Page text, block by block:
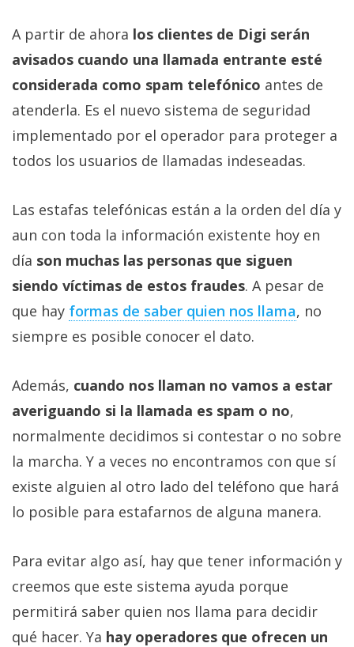
A partir de ahora los clientes de Digi serán
avisados cuando una llamada entrante esté
considerada como spam telefónico antes de
atenderla. Es el nuevo sistema de seguridad
implementado por el operador para proteger a
todos los usuarios de llamadas indeseadas.
Las estafas telefónicas están a la orden del día y
aun con toda la información existente hoy en
día son muchas las personas que siguen
siendo víctimas de estos fraudes. A pesar de
que hay formas de saber quien nos llama, no
siempre es posible conocer el dato.
Además, cuando nos llaman no vamos a estar
averiguando si la llamada es spam o no,
normalmente decidimos si contestar o no sobre
la marcha. Y a veces no encontramos con que sí
existe alguien al otro lado del teléfono que hará
lo posible para estafarnos de alguna manera.
Para evitar algo así, hay que tener información y
creemos que este sistema ayuda porque
permitirá saber quien nos llama para decidir
qué hacer. Ya hay operadores que ofrecen un